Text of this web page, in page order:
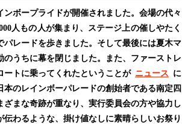
ンボープライドが開催されました。会場の代々
人もの人が集まり、ステージ上の催しやたく
パレードを歩きました。そして最後には夏木マ
のうちに幕を閉じました。また、ファーストレ
ートに乗ってくれたということが ニュース に
本のレインボーパレードの創始者である南定四
まな奇跡が重なり、実行委員会の方や協力し
わるような、掛け値なしに素晴らしいお祭り